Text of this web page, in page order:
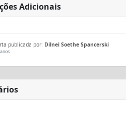
Adicionais
publicada por: Dilnei Soethe Spancerski